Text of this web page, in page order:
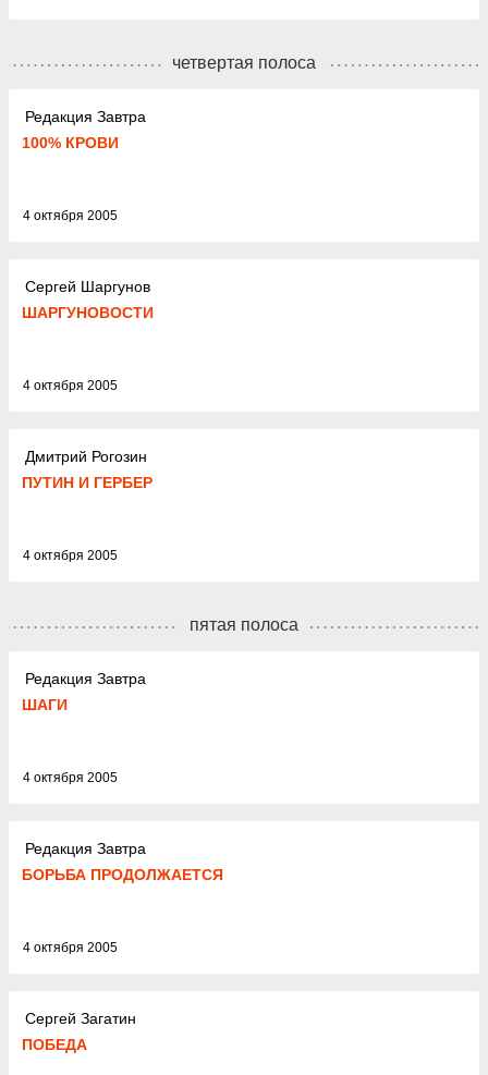
четвертая полоса
Редакция Завтра
100% КРОВИ
4 октября 2005
Сергей Шаргунов
ШАРГУНОВОСТИ
4 октября 2005
Дмитрий Рогозин
ПУТИН И ГЕРБЕР
4 октября 2005
пятая полоса
Редакция Завтра
ШАГИ
4 октября 2005
Редакция Завтра
БОРЬБА ПРОДОЛЖАЕТСЯ
4 октября 2005
Сергей Загатин
ПОБЕДА